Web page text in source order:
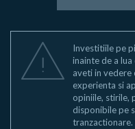
Investitiile pe
inainte de a lua
aveti in vedere
experienta si
opiniile, stirile,
disponibile pe